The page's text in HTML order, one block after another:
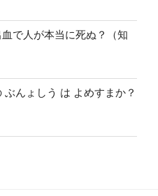
で人が本当に死ぬ？（知
んょしう は よめすまか？